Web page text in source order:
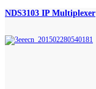
NDS3103 IP Multiplexer